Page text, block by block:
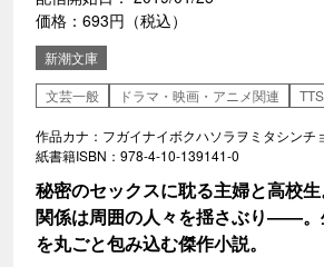
価格：693円（税込）
新潮文庫
文芸一般
ドラマ・映画・アニメ関連
作品カナ：フガイナイボクハソラヲミタシンチ
紙書籍ISBN：978-4-10-139141-0
秘密のセックスに耽る主婦と高校
関係は周囲の人々を揺さぶり――。
を丸ごと包み込む傑作小説。